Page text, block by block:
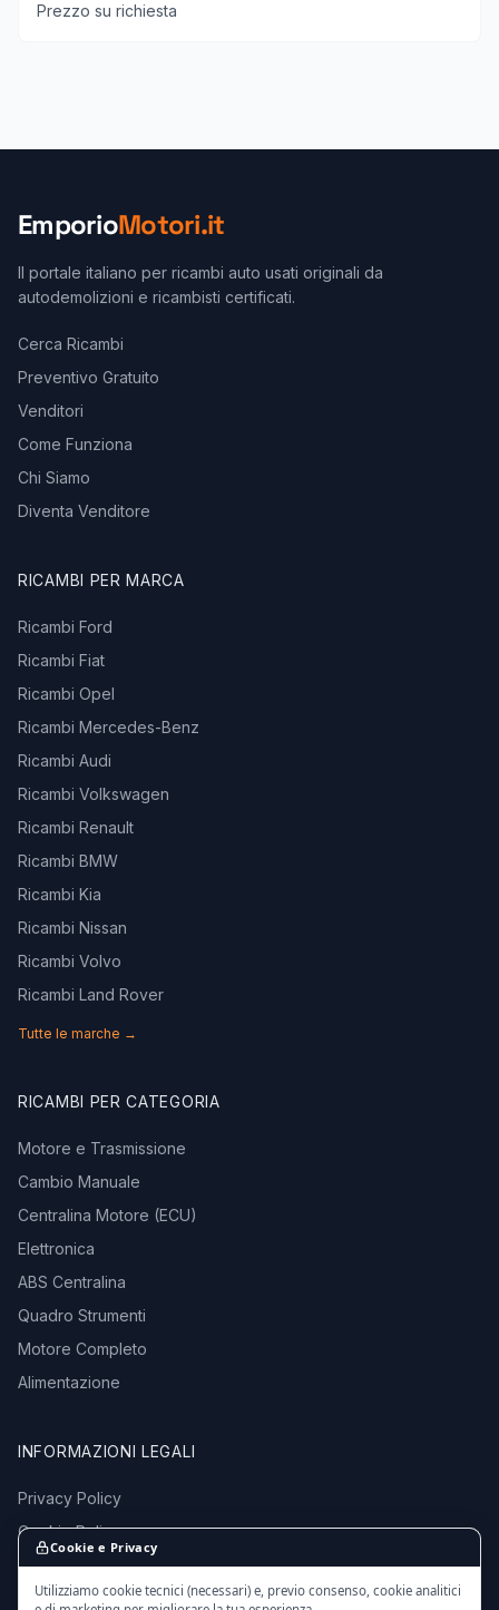
Prezzo su richiesta
EmporioMotori.it
Il portale italiano per ricambi auto usati originali da
autodemolizioni e ricambisti certificati.
Cerca Ricambi
Preventivo Gratuito
Venditori
Come Funziona
Chi Siamo
Diventa Venditore
RICAMBI PER MARCA
Ricambi Ford
Ricambi Fiat
Ricambi Opel
Ricambi Mercedes-Benz
Ricambi Audi
Ricambi Volkswagen
Ricambi Renault
Ricambi BMW
Ricambi Kia
Ricambi Nissan
Ricambi Volvo
Ricambi Land Rover
Tutte le marche →
RICAMBI PER CATEGORIA
Motore e Trasmissione
Cambio Manuale
Centralina Motore (ECU)
Elettronica
ABS Centralina
Quadro Strumenti
Motore Completo
Alimentazione
INFORMAZIONI LEGALI
Privacy Policy
Cookie Policy
Termini e Condizioni
Cookie e Privacy
Utilizziamo cookie tecnici (necessari) e, previo consenso, cookie analitici